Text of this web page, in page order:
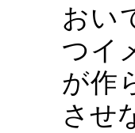
おい
つイ
が作
させ